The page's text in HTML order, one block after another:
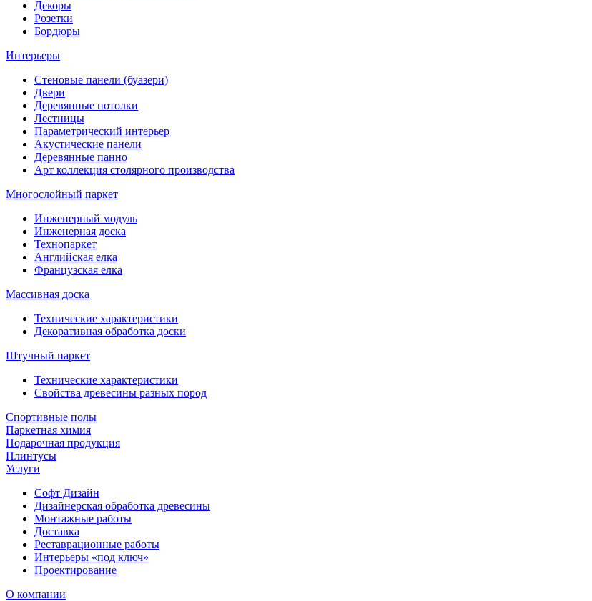
Декоры
Розетки
Бордюры
Интерьеры
Стеновые панели (буазери)
Двери
Деревянные потолки
Лестницы
Параметрический интерьер
Акустические панели
Деревянные панно
Арт коллекция столярного производства
Многослойный паркет
Инженерный модуль
Инженерная доска
Технопаркет
Английская елка
Французская елка
Массивная доска
Технические характеристики
Декоративная обработка доски
Штучный паркет
Технические характеристики
Свойства древесины разных пород
Спортивные полы
Паркетная химия
Подарочная продукция
Плинтусы
Услуги
Софт Дизайн
Дизайнерская обработка древесины
Монтажные работы
Доставка
Реставрационные работы
Интерьеры «под ключ»
Проектирование
О компании